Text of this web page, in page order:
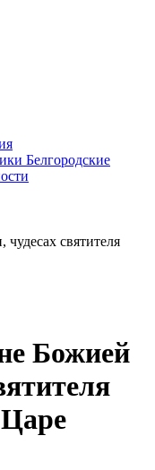
Белгородские
Божией